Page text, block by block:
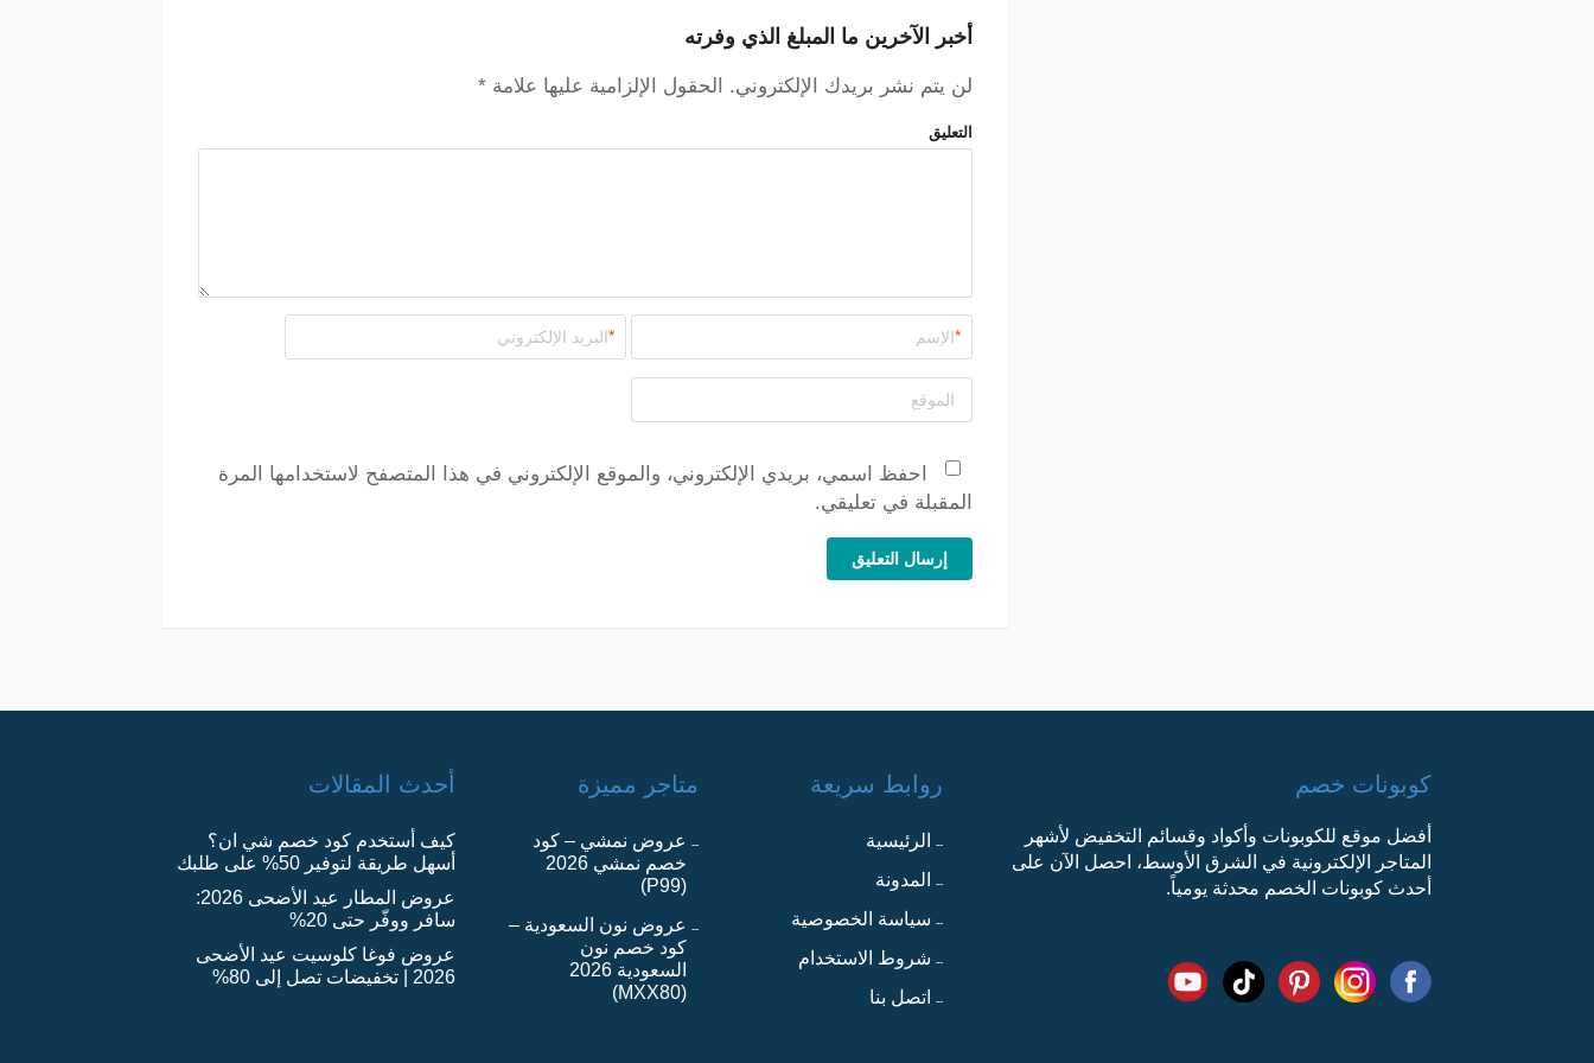
على الخصم المخصص.
أخبر الآخرين ما المبلغ الذي وفرته
لن يتم نشر بريدك الإلكتروني. الحقول الإلزامية عليها علامة *
التعليق
*
*
احفظ اسمي، بريدي الإلكتروني، والموقع الإلكتروني في هذا المتصفح لاستخدامها المرة
المقبلة في تعليقي.
إرسال التعليق
كوبونات خصم
أفضل موقع للكوبونات وأكواد وقسائم التخفيض لأشهر
المتاجر الإلكترونية في الشرق الأوسط، احصل الآن على
أحدث كوبونات الخصم محدثة يومياً.
روابط سريعة
الرئيسية
المدونة
سياسة الخصوصية
شروط الاستخدام
اتصل بنا
متاجر مميزة
عروض نمشي – كود
خصم نمشي 2026
(P99)
عروض نون السعودية –
كود خصم نون
السعودية 2026
(MXX80)
أحدث المقالات
كيف أستخدم كود خصم شي ان؟
أسهل طريقة لتوفير 50% على طلبك
عروض المطار عيد الأضحى 2026:
سافر ووفّر حتى 20%
عروض فوغا كلوسيت عيد الأضحى
2026 | تخفيضات تصل إلى 80%